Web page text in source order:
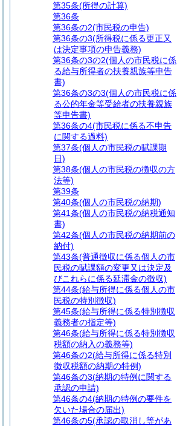
第35条(所得の計算)
第36条
第36条の2(市民税の申告)
第36条の3(所得税に係る更正又
は決定事項の申告義務)
第36条の3の2(個人の市民税に係
る給与所得者の扶養親族等申告
書)
第36条の3の3(個人の市民税に係
る公的年金等受給者の扶養親族
等申告書)
第36条の4(市民税に係る不申告
に関する過料)
第37条(個人の市民税の賦課期
日)
第38条(個人の市民税の徴収の方
法等)
第39条
第40条(個人の市民税の納期)
第41条(個人の市民税の納税通知
書)
第42条(個人の市民税の納期前の
納付)
第43条(普通徴収に係る個人の市
民税の賦課額の変更又は決定及
びこれらに係る延滞金の徴収)
第44条(給与所得に係る個人の市
民税の特別徴収)
第45条(給与所得に係る特別徴収
義務者の指定等)
第46条(給与所得に係る特別徴収
税額の納入の義務等)
第46条の2(給与所得に係る特別
徴収税額の納期の特例)
第46条の3(納期の特例に関する
承認の申請)
第46条の4(納期の特例の要件を
欠いた場合の届出)
第46条の5(承認の取消し等があ